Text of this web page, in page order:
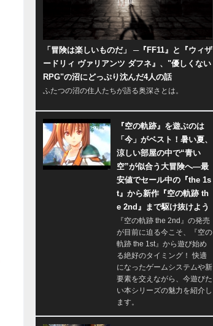
「冒険は楽しいものだ」 ─『FF11』と『ウィザ
ードリィ ヴァリアンツ ダフネ』、"優しくない
RPG"の沼にどっぷり沈んだ4人の話
ふたつの沼の住人たちが語る奥深さとは。
『空の軌跡』を遊ぶのは
「今」がベスト！暑い夏、
涼しい部屋の中で“青い
空”が似合う大冒険へ―最
安値でセール中の『the 1s
t』から新作『空の軌跡 th
e 2nd』まで駆け抜けよう
『空の軌跡 the 2nd』の発売
が目前に迫る今こそ、『空の
軌跡 the 1st』から遊び始め
る絶好のタイミング！ 快適
になったゲームシステムや新
要素を交えながら、今遊びた
い本シリーズの魅力を紹介し
ます。